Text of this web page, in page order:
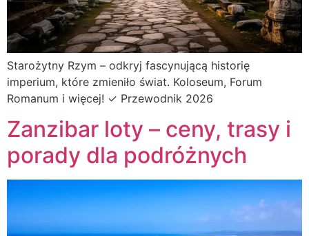
Starożytny Rzym – odkryj fascynującą historię
imperium, które zmieniło świat. Koloseum, Forum
Romanum i więcej! ✓ Przewodnik 2026
Zanzibar loty – ceny, trasy i
porady dla podróżnych